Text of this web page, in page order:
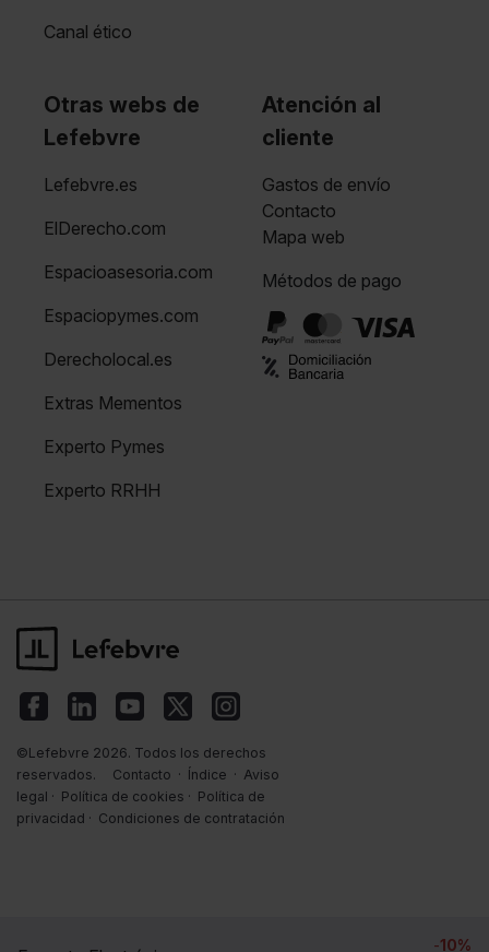
-10%
Canal ético
Otras webs de
Lefebvre
Lefebvre.es
ElDerecho.com
Espacioasesoria.com
Espaciopymes.com
Derecholocal.es
Extras Mementos
Experto Pymes
Experto RRHH
Atención al
cliente
Gastos de envío
Contacto
Mapa web
Métodos de pago
©Lefebvre 2026. Todos los derechos
reservados.
Contacto · Índice · Aviso
legal · Política de cookies · Política de
privacidad · Condiciones de contratación